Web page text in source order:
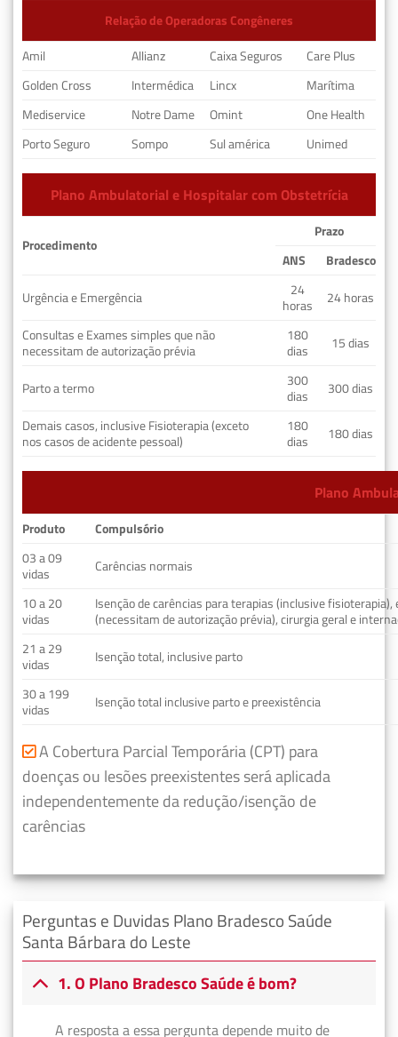
Relação de Operadoras Congêneres
Amil
Allianz Caixa Seguros
Care Plus
Golden Cross
Intermédica Lincx
Marítima
Mediservice
Notre Dame Omint
One Health
Porto Seguro
Sompo Sul américa Unimed
Plano Ambulatorial e Hospitalar com Obstetrícia
Procedimento
Prazo
ANS
Bradesco
Urgência e Emergência
24
horas
24 horas
Consultas e Exames simples que não
necessitam de autorização prévia
180
dias
15 dias
Parto a termo
300
dias
300 dias
Demais casos, inclusive Fisioterapia (exceto
nos casos de acidente pessoal)
180
dias
180 dias
Plano
Produto
Compulsório
03 a 09
vidas
Carências normais
10 a 20
vidas
Isenção de carências para terapias (inclusive fisioterapia),
(necessitam de autorização prévia), cirurgia geral e
21 a 29
vidas
Isenção total, inclusive parto
30 a 199
vidas
Isenção total inclusive parto e preexistência
A Cobertura Parcial Temporária (CPT) para
doenças ou lesões preexistentes será aplicada
independentemente da redução/isenção de
carências
Perguntas e Duvidas Plano Bradesco Saúde
Santa Bárbara do Leste
1. O Plano Bradesco Saúde é bom?
A resposta a essa pergunta depende muito de